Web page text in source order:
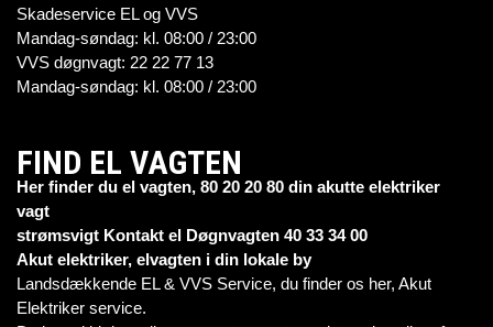
Skadeservice EL og VVS
Mandag-søndag: kl. 08:00 / 23:00
VVS døgnvagt: 22 22 77 13
Mandag-søndag: kl. 08:00 / 23:00
FIND EL VAGTEN
Her finder du el vagten, 80 20 20 80 din akutte elektriker
vagt
strømsvigt Kontakt el Døgnvagten 40 33 34 00
Akut elektriker, elvagten i din lokale by
Landsdækkende EL & VVS Service, du finder os her, Akut
Elektriker service.